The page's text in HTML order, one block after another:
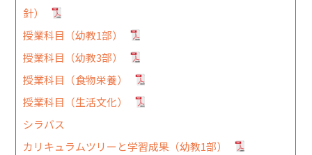
針）
授業科目（幼教1部）
授業科目（幼教3部）
授業科目（食物栄養）
授業科目（生活文化）
シラバス
カリキュラムツリーと学習成果（幼教1部）